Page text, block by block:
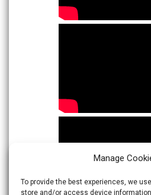
Manage
To provide the best experiences, we
store and/or access device